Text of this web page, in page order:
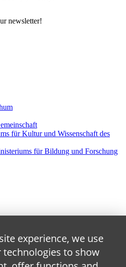
newsletter!
experience, we use
to show